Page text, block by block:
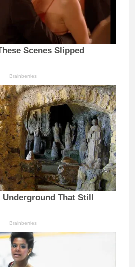
Scenes Slipped
Brainberries
Underground That Still
Brainberries